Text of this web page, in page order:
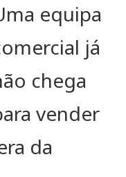
equipa
já
chega
vender
da